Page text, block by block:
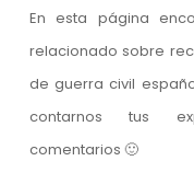
En esta página
relacionado sobre
de guerra civil
contarnos tus
comentarios 🙂